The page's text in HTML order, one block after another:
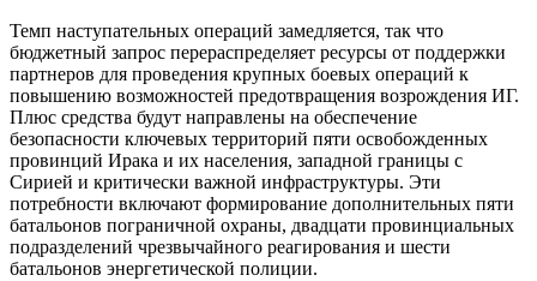
Темп наступательных операций замедляется, так что
бюджетный запрос перераспределяет ресурсы от поддержки
партнеров для проведения крупных боевых операций к
повышению возможностей предотвращения возрождения ИГ.
Плюс средства будут направлены на обеспечение
безопасности ключевых территорий пяти освобожденных
провинций Ирака и их населения, западной границы с
Сирией и критически важной инфраструктуры. Эти
потребности включают формирование дополнительных пяти
батальонов пограничной охраны, двадцати провинциальных
подразделений чрезвычайного реагирования и шести
батальонов энергетической полиции.